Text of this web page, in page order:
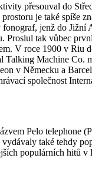
přesouval do
je také spíše
jenž do
Proslul tak vůbec
V roce 1900 v Riu
Talking Machine
v Německu a
společnost
Pelo telephone
také tehdy
populárních hitů v